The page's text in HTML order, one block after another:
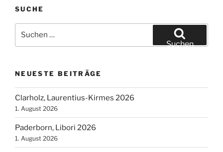
SUCHE
nach:
Suchen
NEUESTE BEITRÄGE
Clarholz, Laurentius-Kirmes 2026
1. August 2026
Paderborn, Libori 2026
1. August 2026